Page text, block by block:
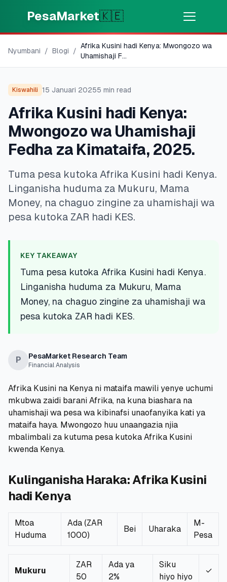
PesaMarket🇰🇪
⚡Pesa Sasa
Pata pesa kwa dakika
🌍 CHAGUA NCHI
🇰🇪Kenya
💳BIDHAA
🎯Pata Mkopo
💳 Kadi za Mkopo
🏢Mikopo ya Biashara
🏦Akaunti za Akiba
🛠️ZANA NA RASILIMALI
🔐Hazina ya Mikopo
🌍Tuma Pesa
🏦Benki
🧮Vikokotoo
📰Blogu
ℹ️Kuhusu Sisi
Nyumbani / Blogi /
Afrika Kusini hadi Kenya: Mwongozo wa
Uhamishaji F...
Kiswahili 15 Januari 20255 min read
Afrika Kusini hadi Kenya:
Mwongozo wa Uhamishaji
Fedha za Kimataifa, 2025.
Tuma pesa kutoka Afrika Kusini hadi Kenya.
Linganisha huduma za Mukuru, Mama
Money, na chaguo zingine za uhamishaji wa
pesa kutoka ZAR hadi KES.
KEY TAKEAWAY
Tuma pesa kutoka Afrika Kusini hadi Kenya.
Linganisha huduma za Mukuru, Mama
Money, na chaguo zingine za uhamishaji wa
pesa kutoka ZAR hadi KES.
P PesaMarket Research Team
Financial Analysis
Afrika Kusini na Kenya ni mataifa mawili yenye uchumi
mkubwa zaidi barani Afrika, na kuna biashara na
uhamishaji wa pesa wa kibinafsi unaofanyika kati ya
mataifa haya. Mwongozo huu unaangazia njia
mbalimbali za kutuma pesa kutoka Afrika Kusini
kwenda Kenya.
Kulinganisha Haraka: Afrika Kusini
hadi Kenya
Mtoa
Huduma
Ada (ZAR
1000)
Bei Uharaka
M-
Pesa
Mukuru
ZAR
50
Ada ya
2%
Siku
hiyo hiyo
✓